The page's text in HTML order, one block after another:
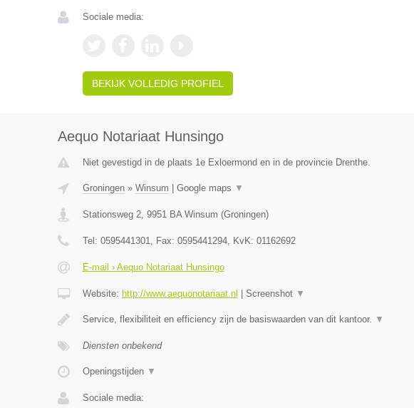
Sociale media:
BEKIJK VOLLEDIG PROFIEL
Aequo Notariaat Hunsingo
Niet gevestigd in de plaats 1e Exloermond en in de provincie Drenthe.
Groningen» Winsum Google maps ▼
Stationsweg 2, 9951 BA Winsum (Groningen)
Tel: 0595441301, Fax: 0595441294, KvK: 01162692
E-mail › Aequo Notariaat Hunsingo
Website: http://www.aequonotariaat.nl Screenshot ▼
Service, flexibiliteit en efficiency zijn de basiswaarden van dit kantoor. ▼
Diensten onbekend
Openingstijden ▼
Sociale media: